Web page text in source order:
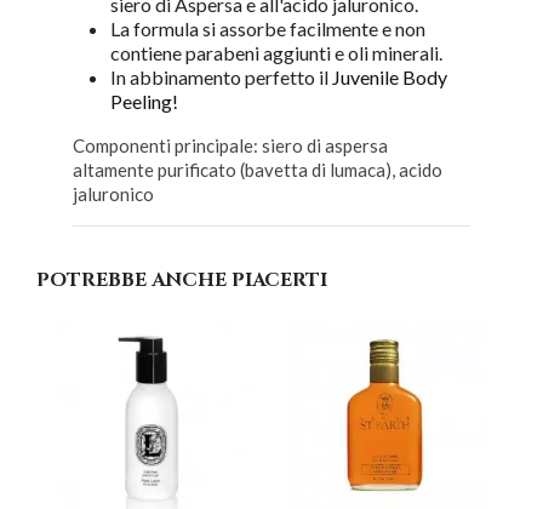
siero di Aspersa e all'acido jaluronico.
La formula si assorbe facilmente e non
contiene parabeni aggiunti e oli minerali.
In abbinamento perfetto il Juvenile Body
Peeling!
Componenti principale: siero di aspersa
altamente purificato (bavetta di lumaca), acido
jaluronico
POTREBBE ANCHE PIACERTI